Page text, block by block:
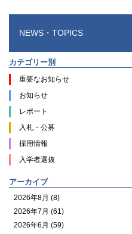
NEWS・TOPICS
カテゴリー別
重要なお知らせ
お知らせ
レポート
入札・公募
採用情報
入学者選抜
アーカイブ
2026年8月 (8)
2026年7月 (61)
2026年6月 (59)